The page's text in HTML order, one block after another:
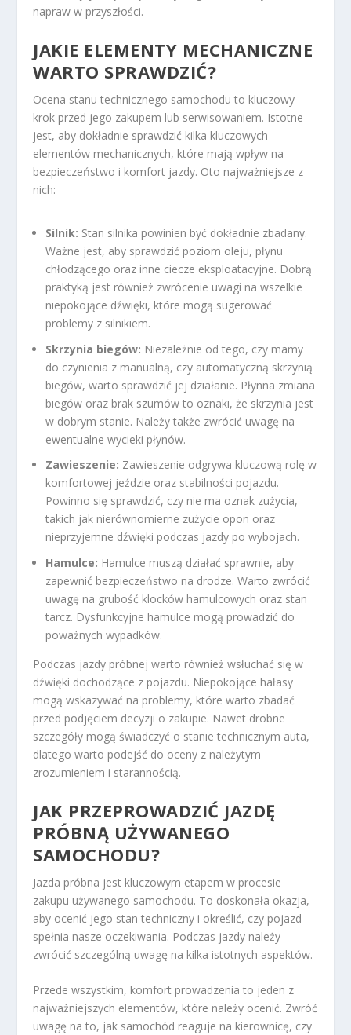
napraw w przyszłości.
JAKIE ELEMENTY MECHANICZNE
WARTO SPRAWDZIĆ?
Ocena stanu technicznego samochodu to kluczowy
krok przed jego zakupem lub serwisowaniem. Istotne
jest, aby dokładnie sprawdzić kilka kluczowych
elementów mechanicznych, które mają wpływ na
bezpieczeństwo i komfort jazdy. Oto najważniejsze z
nich:
Silnik: Stan silnika powinien być dokładnie zbadany.
Ważne jest, aby sprawdzić poziom oleju, płynu
chłodzącego oraz inne ciecze eksploatacyjne. Dobrą
praktyką jest również zwrócenie uwagi na wszelkie
niepokojące dźwięki, które mogą sugerować
problemy z silnikiem.
Skrzynia biegów: Niezależnie od tego, czy mamy
do czynienia z manualną, czy automatyczną skrzynią
biegów, warto sprawdzić jej działanie. Płynna zmiana
biegów oraz brak szumów to oznaki, że skrzynia jest
w dobrym stanie. Należy także zwrócić uwagę na
ewentualne wycieki płynów.
Zawieszenie: Zawieszenie odgrywa kluczową rolę w
komfortowej jeździe oraz stabilności pojazdu.
Powinno się sprawdzić, czy nie ma oznak zużycia,
takich jak nierównomierne zużycie opon oraz
nieprzyjemne dźwięki podczas jazdy po wybojach.
Hamulce: Hamulce muszą działać sprawnie, aby
zapewnić bezpieczeństwo na drodze. Warto zwrócić
uwagę na grubość klocków hamulcowych oraz stan
tarcz. Dysfunkcyjne hamulce mogą prowadzić do
poważnych wypadków.
Podczas jazdy próbnej warto również wsłuchać się w
dźwięki dochodzące z pojazdu. Niepokojące hałasy
mogą wskazywać na problemy, które warto zbadać
przed podjęciem decyzji o zakupie. Nawet drobne
szczegóły mogą świadczyć o stanie technicznym auta,
dlatego warto podejść do oceny z należytym
zrozumieniem i starannością.
JAK PRZEPROWADZIĆ JAZDĘ
PRÓBNĄ UŻYWANEGO
SAMOCHODU?
Jazda próbna jest kluczowym etapem w procesie
zakupu używanego samochodu. To doskonała okazja,
aby ocenić jego stan techniczny i określić, czy pojazd
spełnia nasze oczekiwania. Podczas jazdy należy
zwrócić szczególną uwagę na kilka istotnych aspektów.
Przede wszystkim, komfort prowadzenia to jeden z
najważniejszych elementów, które należy ocenić. Zwróć
uwagę na to, jak samochód reaguje na kierownicę, czy